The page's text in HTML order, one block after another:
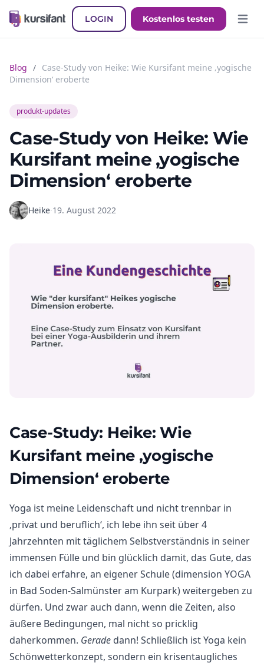
LOGIN Kostenlos testen
Blog / Case-Study von Heike: Wie Kursifant meine ‚yogische
Dimension‘ eroberte
produkt-updates
Case-Study von Heike: Wie
Kursifant meine ‚yogische
Dimension‘ eroberte
Heike·19. August 2022
Case-Study: Heike: Wie
Kursifant meine ‚yogische
Dimension‘ eroberte
Yoga ist meine Leidenschaft und nicht trennbar in
‚privat und beruflich‘, ich lebe ihn seit über 4
Jahrzehnten mit täglichem Selbstverständnis in seiner
immensen Fülle und bin glücklich damit, das Gute, das
ich dabei erfahre, an eigener Schule (dimension YOGA
in Bad Soden-Salmünster am Kurpark) weitergeben zu
dürfen. Und zwar auch dann, wenn die Zeiten, also
äußere Bedingungen, mal nicht so pricklig
daherkommen. Gerade dann! Schließlich ist Yoga kein
Schönwetterkonzept, sondern ein krisentaugliches